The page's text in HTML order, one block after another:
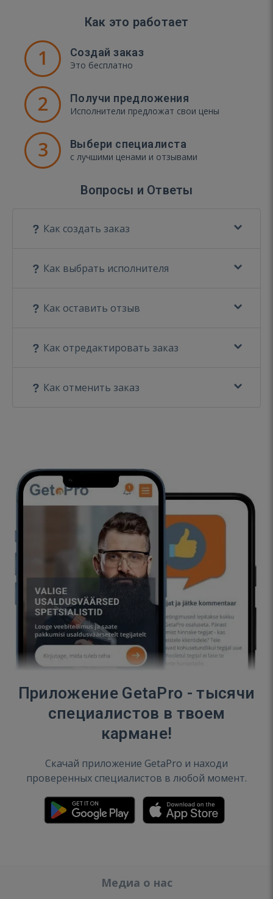
Как это работает
1 Создай заказ
Это бесплатно
2 Получи предложения
Исполнители предложат свои цены
3 Выбери специалиста
с лучшими ценами и отзывами
Вопросы и Ответы
Как создать заказ
Как выбрать исполнителя
Как оставить отзыв
Как отредактировать заказ
Как отменить заказ
Приложение GetaPro - тысячи
специалистов в твоем
кармане!
Скачай приложение GetaPro и находи
проверенных специалистов в любой момент.
Медиа о нас